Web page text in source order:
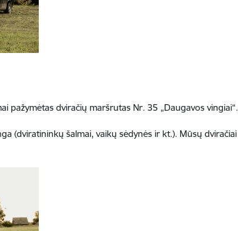
pažymėtas dviračių maršrutas Nr. 35 „Daugavos vingiai“.
(dviratininkų šalmai, vaikų sėdynės ir kt.). Mūsų dviračiai